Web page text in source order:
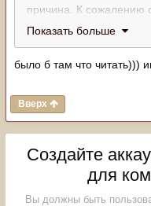
причина. К сожалению
разьема до мозгов,
(двигатель как не как
температура топлива
до -40. Такое
что то работать не
тойоту не очень
Показать больше
было б там что читать)))
Вверх
Создайте
для
Вы должны быть